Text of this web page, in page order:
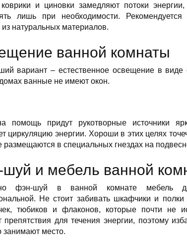
коврики и циновки замедляют потоки
лишь при необходимости. Рекомендуется
натуральных материалов.
ванной комнаты
вариант – естественное освещение в виде
ванные не имеют окон.
помощь придут рукотворные источники
циркуляцию энергии. Хороши в этих целях
размещаются в специальных гнездах на
и мебель ванной
фэн-шуй в ванной комнате мебель
Не стоит забивать шкафчики и
тюбиков и флаконов, которые почти не
препятствия для течения энергии, поэтому
занимают место.